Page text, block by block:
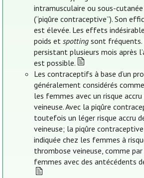
intramusculaire ou sous-
(“piqûre contraceptive”). Son
est élevée. Les effets
poids etspotting sont fréquents.
persistant plusieurs mois après
est possible.
Les contraceptifs à base d’un
généralement considérés
les femmes avec un risque
veineuse. Avec la piqûre
toutefois un léger risque accru
veineuse; la piqûre
indiquée chez les femmes à
thrombose veineuse, comme
femmes avec des antécédents